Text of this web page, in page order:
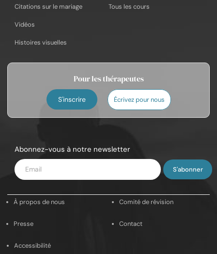
Citations sur le mariage
Vidéos
Histoires visuelles
Tous les cours
Pour les thérapeutes
S'inscrire Écrivez pour nous
Abonnez-vous à notre newsletter
Saisissez
votre
mail
À propos de nous Comité de révision
Presse Contact
Accessibilité